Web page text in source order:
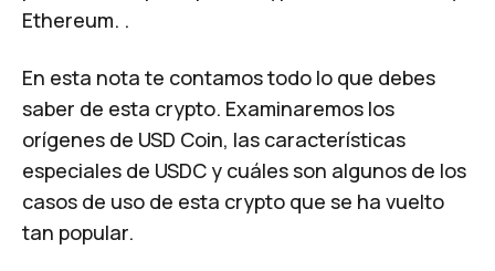
Ethereum. .
En esta nota te contamos todo lo que debes
saber de esta crypto. Examinaremos los
orígenes de USD Coin, las características
especiales de USDC y cuáles son algunos de los
casos de uso de esta crypto que se ha vuelto
tan popular.